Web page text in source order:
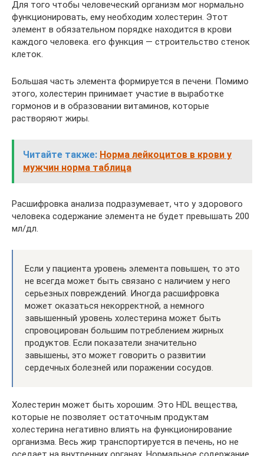
Для того чтобы человеческий организм мог нормально
функционировать, ему необходим холестерин. Этот
элемент в обязательном порядке находится в крови
каждого человека. его функция — строительство стенок
клеток.
Большая часть элемента формируется в печени. Помимо
этого, холестерин принимает участие в выработке
гормонов и в образовании витаминов, которые
растворяют жиры.
Читайте также: Норма лейкоцитов в крови у
мужчин норма таблица
Расшифровка анализа подразумевает, что у здорового
человека содержание элемента не будет превышать 200
мл/дл.
Если у пациента уровень элемента повышен, то это
не всегда может быть связано с наличием у него
серьезных повреждений. Иногда расшифровка
может оказаться некорректной, а немного
завышенный уровень холестерина может быть
спровоцирован большим потреблением жирных
продуктов. Если показатели значительно
завышены, это может говорить о развитии
сердечных болезней или поражении сосудов.
Холестерин может быть хорошим. Это HDL вещества,
которые не позволяет остаточным продуктам
холестерина негативно влиять на функционирование
организма. Весь жир транспортируется в печень, но не